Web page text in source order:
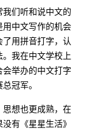
们听和说中文的
用中文写作的机会
用拼音打字，认
我在中文学校上
举办的中文打字
冠军。
思想也更成熟，在
有《星星生活》